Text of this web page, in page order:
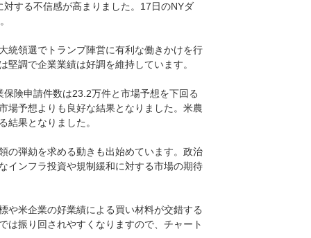
する不信感が高まりました。17日のNYダ
統領選でトランプ陣営に有利な働きかけを行
調で企業業績は好調を維持しています。
険申請件数は23.2万件と市場予想を下回る
場予想よりも良好な結果となりました。米農
結果となりました。
の弾劾を求める動きも出始めています。政治
インフラ投資や規制緩和に対する市場の期待
や米企業の好業績による買い材料が交錯する
は振り回されやすくなりますので、チャート